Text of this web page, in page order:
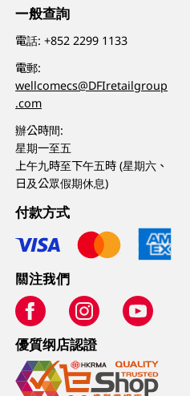
一般查詢
電話:+852 2299 1133
電郵:
wellcomecs@DFIretailgroup
.com
辦公時間:
星期一至五
上午九時至下午五時 (星期六、
日及公眾假期休息)
付款方式
關注我們
優質纲店認證